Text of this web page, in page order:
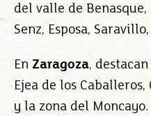
del valle de
Senz, Esposa,
En Zaragoza,
Ejea de los
y la zona del Moncayo.